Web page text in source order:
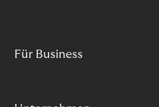
Für Business